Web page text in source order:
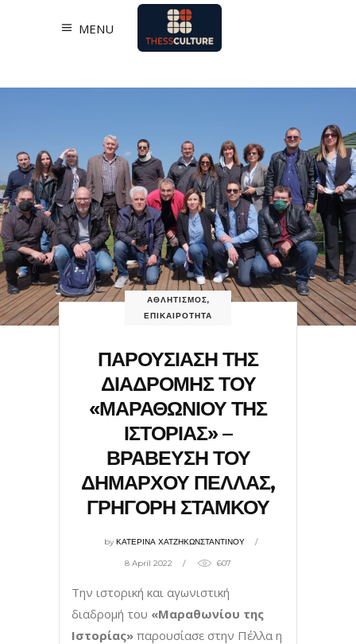
MENU
ΑΘΛΗΤΙΣΜΟΣ,
ΕΠΙΚΑΙΡΟΤΗΤΑ
ΠΑΡΟΥΣΙΑΣΗ ΤΗΣ
ΔΙΑΔΡΟΜΗΣ ΤΟΥ
«ΜΑΡΑΘΩΝΙΟΥ ΤΗΣ
ΙΣΤΟΡΙΑΣ» –
ΒΡΑΒΕΥΣΗ ΤΟΥ
ΔΗΜΑΡΧΟΥ ΠΕΛΛΑΣ,
ΓΡΗΓΟΡΗ ΣΤΑΜΚΟΥ
byΚΑΤΕΡΙΝΑ ΧΑΤΖΗΚΩΝΣΤΑΝΤΙΝΟΥ
8 April 2022 607
Την ιστορική και αγωνιστική
διαδρομή του «Μαραθωνίου της
Ιστορίας» παρουσίασε στην Πέλλα η